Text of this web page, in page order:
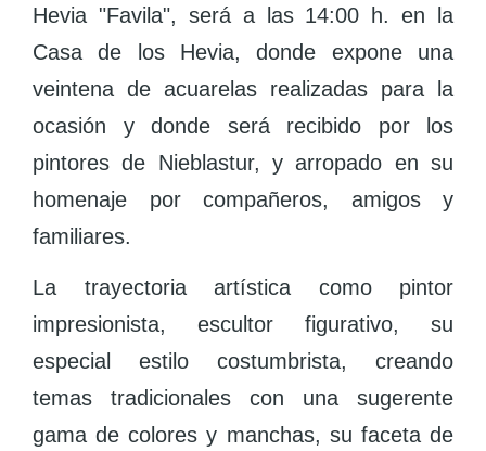
Hevia "Favila", será a las 14:00 h. en la
Casa de los Hevia, donde expone una
veintena de acuarelas realizadas para la
ocasión y donde será recibido por los
pintores de Nieblastur, y arropado en su
homenaje por compañeros, amigos y
familiares.
La trayectoria artística como pintor
impresionista, escultor figurativo, su
especial estilo costumbrista, creando
temas tradicionales con una sugerente
gama de colores y manchas, su faceta de